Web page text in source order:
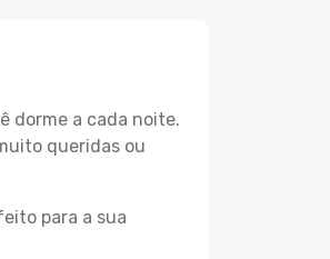
dorme a cada noite.
queridas ou
para a sua